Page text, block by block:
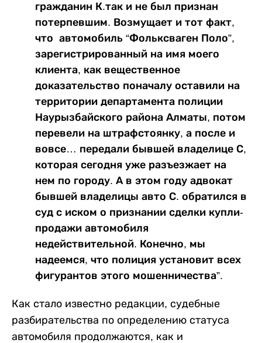
гражданин К.так и не был признан
потерпевшим. Возмущает и тот факт,
что автомобиль “Фольксваген Поло”,
зарегистрированный на имя моего
клиента, как вещественное
доказательство поначалу оставили на
территории департамента полиции
Наурызбайского района Алматы, потом
перевели на штрафстоянку, а после и
вовсе… передали бывшей владелице С,
которая сегодня уже разъезжает на
нем по городу. А в этом году адвокат
бывшей владелицы авто С. обратился в
суд с иском о признании сделки купли-
продажи автомобиля
недействительной. Конечно, мы
надеемся, что полиция установит всех
фигурантов этого мошенничества”.
Как стало известно редакции, судебные
разбирательства по определению статуса
автомобиля продолжаются, как и